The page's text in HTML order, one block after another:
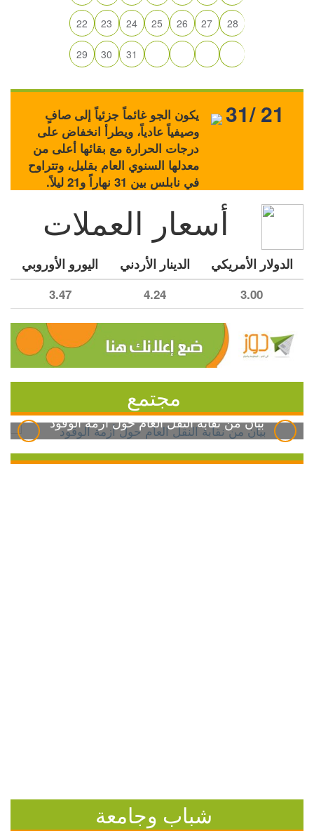
22 23 24 25 26 27 28
29 30 31
يكون الجو غائماً جزئياً إلى صافٍ
وصيفياً عادياً، ويطرأ انخفاض على
درجات الحرارة مع بقائها أعلى من
معدلها السنوي العام بقليل، وتتراوح
في نابلس بين 31 نهاراً و21 ليلاً.
31/ 21
أسعار العملات
الدولار الأمريكي الدينار الأردني اليورو الأوروبي
3.00
4.24
3.47
مجتمع
بيان من نقابة النقل العام حول أزمة الوقود
شباب وجامعة